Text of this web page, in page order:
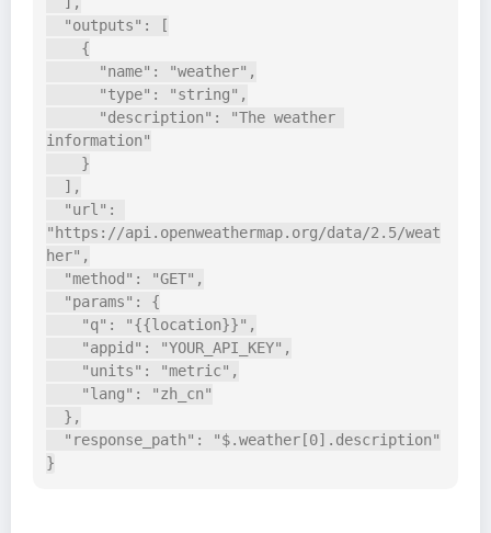
information"
"https://api.openweathermap.org/data/2.5/weat
her",